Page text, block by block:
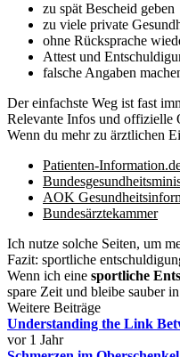
zu spät Bescheid geben
zu viele private
ohne Rücksprache
Attest und
falsche Angaben
Der einfachste Weg ist fast
Relevante Infos und offizielle
Wenn du mehr zu ärztlichen
Patienten-
AOK
Bundesärztekammer
Ich nutze solche Seiten, um
Fazit: sportliche
Wenn ich eine sportliche
spare Zeit und bleibe sauber
Weitere Beiträge
Understanding the Link
vor 1 Jahr